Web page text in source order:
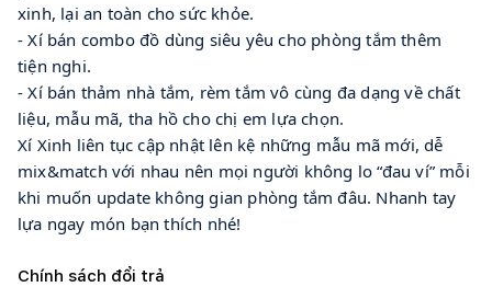
xinh, lại an toàn cho sức khỏe.
- Xí bán combo đồ dùng siêu yêu cho phòng tắm thêm
tiện nghi.
- Xí bán thảm nhà tắm, rèm tắm vô cùng đa dạng về chất
liệu, mẫu mã, tha hồ cho chị em lựa chọn.
Xí Xinh liên tục cập nhật lên kệ những mẫu mã mới, dễ
mix&match với nhau nên mọi người không lo “đau ví” mỗi
khi muốn update không gian phòng tắm đâu. Nhanh tay
lựa ngay món bạn thích nhé!
Chính sách đổi trả